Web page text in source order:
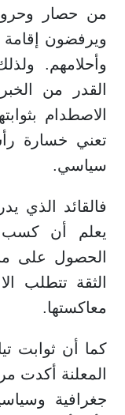
من حصار
ويرفضون
وأحلامهم.
القدر من
الاصطدام
تعني خسارة
سياسي.
فالقائد الذي
يعلم أن كسب
الحصول على
الثقة تتطلب
معاكستها.
كما أن ثوابت
المعلنة أكدت
جغرافية